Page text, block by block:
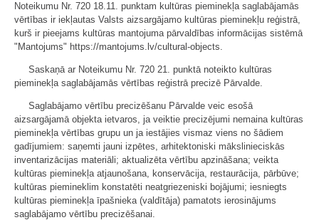
Noteikumu Nr. 720 18.11. punktam kultūras pieminekļa saglabājamās
vērtības ir iekļautas Valsts aizsargājamo kultūras pieminekļu reģistrā,
kurš ir pieejams kultūras mantojuma pārvaldības informācijas sistēmā
"Mantojums" https://mantojums.lv/cultural-objects.
Saskaņā ar Noteikumu Nr. 720 21. punktā noteikto kultūras
pieminekļa saglabājamās vērtības reģistrā precizē Pārvalde.
Saglabājamo vērtību precizēšanu Pārvalde veic esošā
aizsargājamā objekta ietvaros, ja veiktie precizējumi nemaina kultūras
pieminekļa vērtības grupu un ja iestājies vismaz viens no šādiem
gadījumiem: saņemti jauni izpētes, arhitektoniski mākslinieciskās
inventarizācijas materiāli; aktualizēta vērtību apzināšana; veikta
kultūras pieminekļa atjaunošana, konservācija, restaurācija, pārbūve;
kultūras piemineklim konstatēti neatgriezeniski bojājumi; iesniegts
kultūras pieminekļa īpašnieka (valdītāja) pamatots ierosinājums
saglabājamo vērtību precizēšanai.